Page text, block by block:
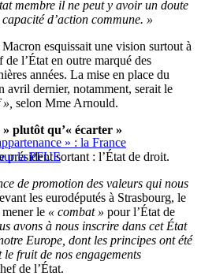
membre il ne peut y avoir un doute
d’action commune. »
esquissait une vision surtout à
l’État en outre marqué des
années. La mise en place du
avril dernier, notamment, serait le
selon Mme Arnould.
» : la France
la PFUE
plutôt qu’« écarter »
sortant : l’État de droit.
de promotion des valeurs qui nous
les eurodéputés à Strasbourg, le
le « combat » pour l’État de
avons à nous inscrire dans cet État
Europe, dont les principes ont été
fruit de nos engagements
de l’État.